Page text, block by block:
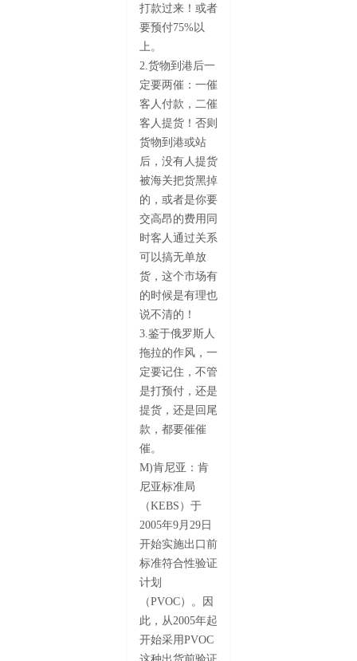
打款过来！或者
要预付75%以
上。
2.货物到港后一
定要两催：一催
客人付款，二催
客人提货！否则
货物到港或站
后，没有人提货
被海关把货黑掉
的，或者是你要
交高昂的费用同
时客人通过关系
可以搞无单放
货，这个市场有
的时候是有理也
说不清的！
3.鉴于俄罗斯人
拖拉的作风，一
定要记住，不管
是打预付，还是
提货，还是回尾
款，都要催催
催。
M)肯尼亚：肯
尼亚标准局
（KEBS）于
2005年9月29日
开始实施出口前
标准符合性验证
计划
（PVOC）。因
此，从2005年起
开始采用PVOC